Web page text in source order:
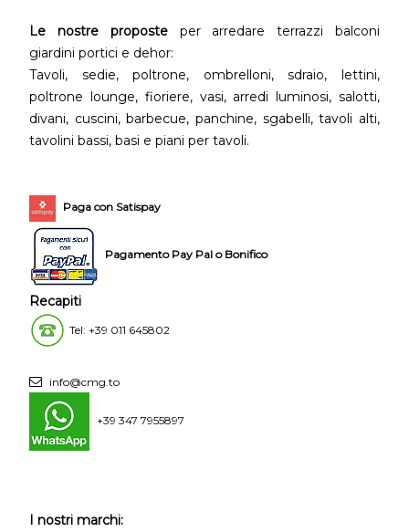
Le nostre proposteper arredare terrazzi balconi
giardini portici e dehor:
Tavoli, sedie, poltrone, ombrelloni, sdraio, lettini,
poltrone lounge, fioriere, vasi, arredi luminosi, salotti,
divani, cuscini, barbecue, panchine, sgabelli, tavoli alti,
tavolini bassi, basi e piani per tavoli.
Paga con Satispay
Pagamento Pay Pal o Bonifico
Recapiti
Tel: +39 011 645802
info@cmg.to
+39 347 7955897
I nostri marchi: